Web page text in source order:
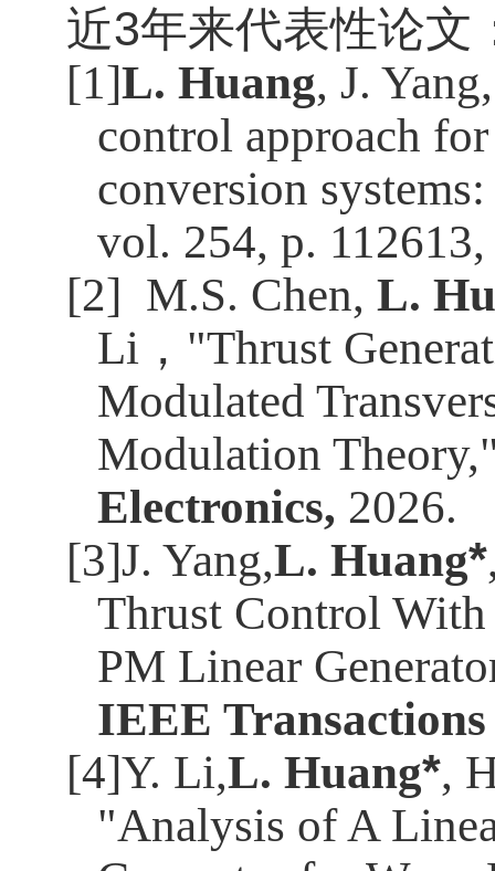
近3年来代表性论文
[1]L. Huang, J.
control approach
conversion
vol. 254, p.
[2] M.S. Chen, L.
Li ， "Thrust
Modulated
Modulation
Electronics, 2026.
[3]J. Yang,L. Huang*
Thrust Control
PM Linear
IEEE
[4]Y. Li,L. Huang*,
"Analysis of A